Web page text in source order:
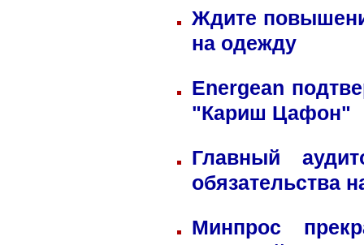
Ждите
на одежду
Energean
"Кариш Цафон"
Главный
обязательства
Минпрос